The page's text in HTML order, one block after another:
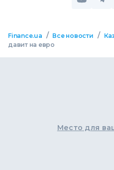
Finance.ua / Все новости /
давит на евро
Место для